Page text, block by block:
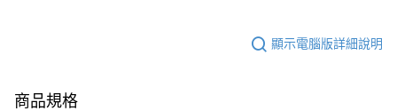
顯示電腦版詳細說明
商品規格